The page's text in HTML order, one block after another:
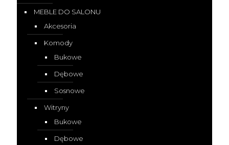
MEBLE DO SALONU
Akcesoria
Komody
Bukowe
Dębowe
Sosnowe
Witryny
Bukowe
Dębowe